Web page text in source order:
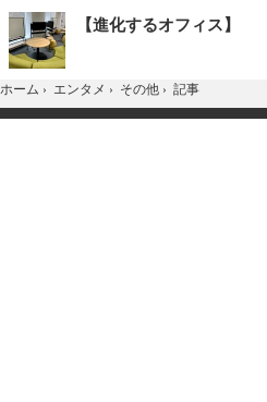
【進化するオフィス】
ホーム › エンタメ › その他 › 記事